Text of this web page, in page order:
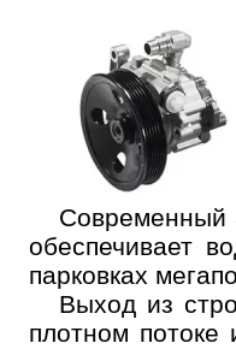
Современный
обеспечивает
парковках
Выход из
плотном